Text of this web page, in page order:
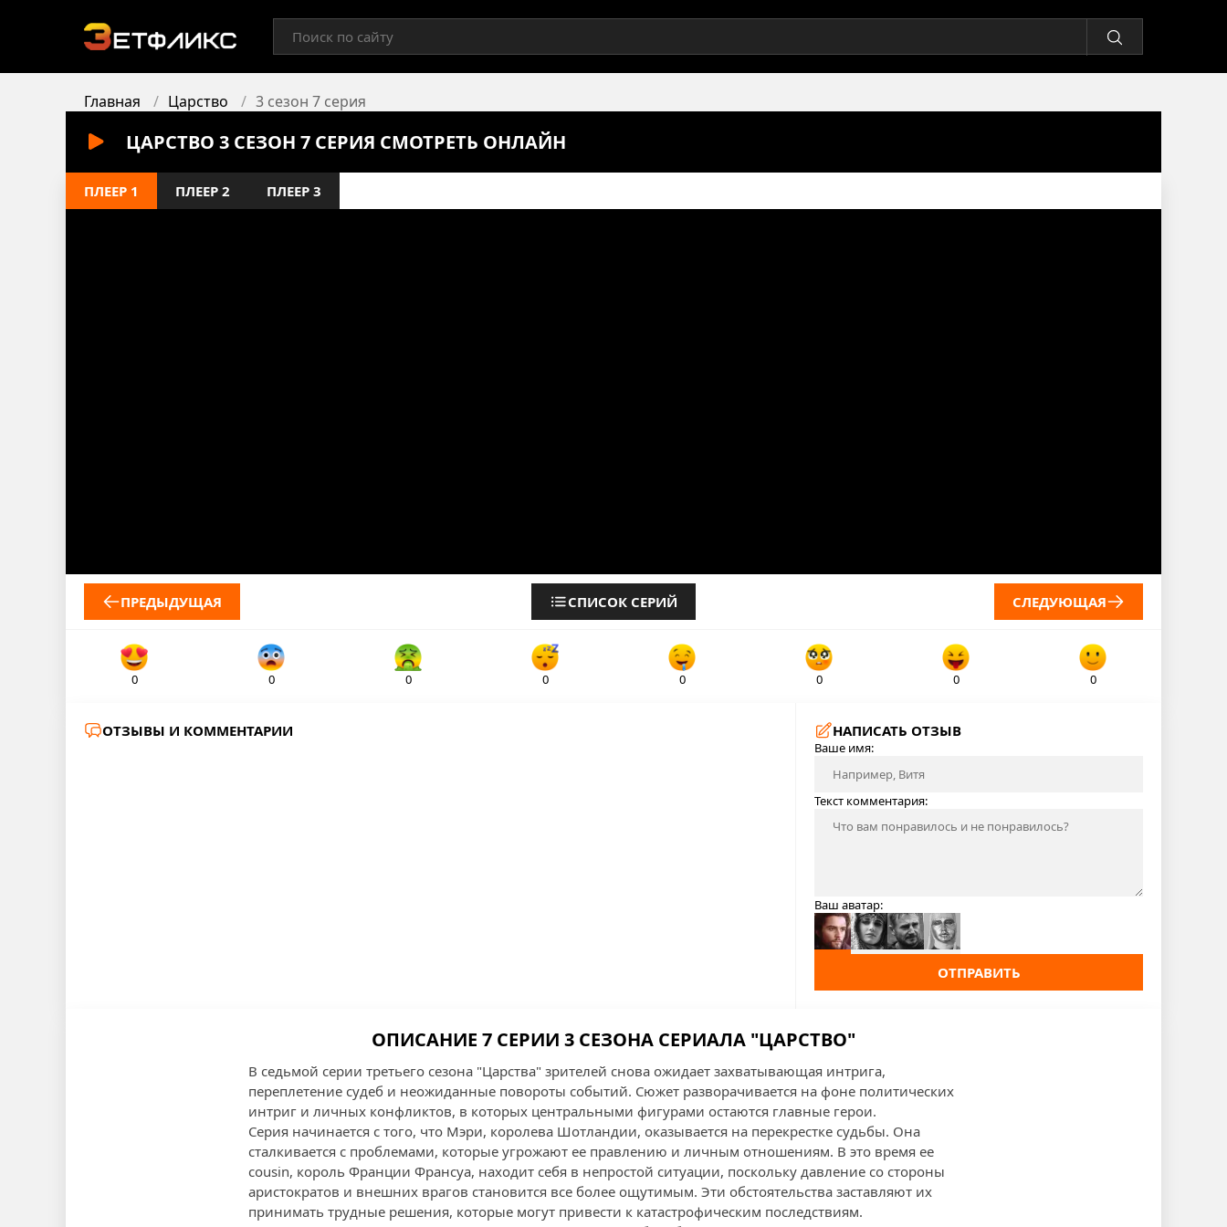
Главная Царство 3 сезон 7 серия
ЦАРСТВО 3 СЕЗОН 7 СЕРИЯ СМОТРЕТЬ ОНЛАЙН
ПЛЕЕР 1 ПЛЕЕР 2 ПЛЕЕР 3
ПРЕДЫДУЩАЯ СПИСОК СЕРИЙ СЛЕДУЮЩАЯ
0 0 0 0 0 0 0 0
ОТЗЫВЫ И КОММЕНТАРИИ НАПИСАТЬ ОТЗЫВ
Ваше имя:
Текст комментария:
Ваш аватар:
ОТПРАВИТЬ
ОПИСАНИЕ 7 СЕРИИ 3 СЕЗОНА СЕРИАЛА "ЦАРСТВО"
В седьмой серии третьего сезона "Царства" зрителей снова ожидает захватывающая интрига,
переплетение судеб и неожиданные повороты событий. Сюжет разворачивается на фоне политических
интриг и личных конфликтов, в которых центральными фигурами остаются главные герои.
Серия начинается с того, что Мэри, королева Шотландии, оказывается на перекрестке судьбы. Она
сталкивается с проблемами, которые угрожают ее правлению и личным отношениям. В это время ее
cousin, король Франции Франсуа, находит себя в непростой ситуации, поскольку давление со стороны
аристократов и внешних врагов становится все более ощутимым. Эти обстоятельства заставляют их
принимать трудные решения, которые могут привести к катастрофическим последствиям.